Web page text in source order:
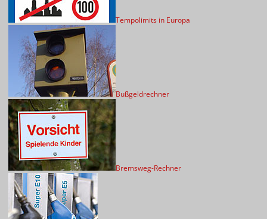
Tempolimits in Europa
Bußgeldrechner
Bremsweg-Rechner